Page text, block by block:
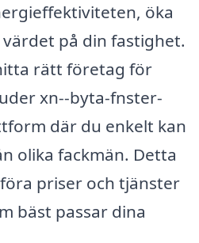
öka
på din fastighet.
rätt företag för
xn--byta-fnster-
där du enkelt kan
olika fackmän. Detta
priser och tjänster
bäst passar dina